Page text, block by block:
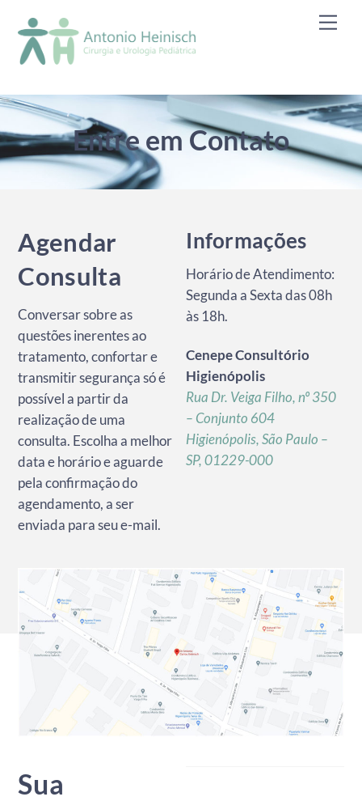
content
Entre em Contato
Agendar
Consulta
Conversar sobre as
questões inerentes ao
tratamento, confortar e
transmitir segurança só é
possível a partir da
realização de uma
consulta. Escolha a melhor
data e horário e aguarde
pela confirmação do
agendamento, a ser
enviada para seu e-mail.
Informações
Horário de Atendimento:
Segunda a Sexta das 08h
às 18h.
Cenepe Consultório
Higienópolis
Rua Dr. Veiga Filho, nº 350
– Conjunto 604
Higienópolis, São Paulo –
SP, 01229-000
Sua